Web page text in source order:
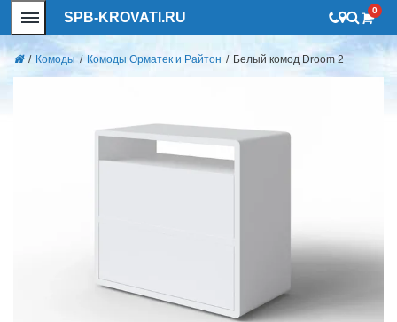
SPB-KROVATI.RU 0
/ Комоды / Комоды Орматек и Райтон / Белый комод Droom 2